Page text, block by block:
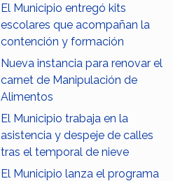
El Municipio entregó kits
escolares que acompañan la
contención y formación
Nueva instancia para renovar el
carnet de Manipulación de
Alimentos
El Municipio trabaja en la
asistencia y despeje de calles
tras el temporal de nieve
El Municipio lanza el programa